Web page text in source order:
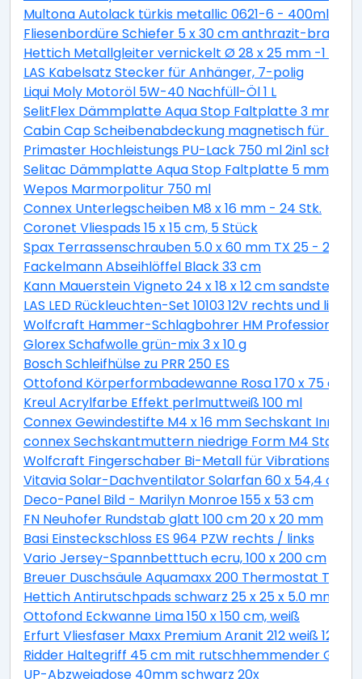
Multona Autolack türkis metallic 0621-6 - 400ml
Fliesenbordüre Schiefer 5 x 30 cm anthrazit-braun
Hettich Metallgleiter vernickelt Ø 28 x 25 mm -1
LAS Kabelsatz Stecker für Anhänger, 7-polig
Liqui Moly Motoröl 5W-40 Nachfüll-Öl 1 L
SelitFlex Dämmplatte Aqua Stop Faltplatte 3 mm
Cabin Cap Scheibenabdeckung magnetisch für
Primaster Hochleistungs PU-Lack 750 ml 2in1
Selitac Dämmplatte Aqua Stop Faltplatte 5 mm
Wepos Marmorpolitur 750 ml
Connex Unterlegscheiben M8 x 16 mm - 24 Stk.
Coronet Vliespads 15 x 15 cm, 5 Stück
Spax Terrassenschrauben 5.0 x 60 mm TX 25 - 200
Fackelmann Abseihlöffel Black 33 cm
Kann Mauerstein Vigneto 24 x 18 x 12 cm
LAS LED Rückleuchten-Set 10103 12V rechts und links
Wolfcraft Hammer-Schlagbohrer HM Professional
Glorex Schafwolle grün-mix 3 x 10 g
Bosch Schleifhülse zu PRR 250 ES
Ottofond Körperformbadewanne Rosa 170 x 75 cm,
Kreul Acrylfarbe Effekt perlmuttweiß 100 ml
Connex Gewindestifte M4 x 16 mm Sechskant Innen
connex Sechskantmuttern niedrige Form M4 Stahl
Wolfcraft Fingerschaber Bi-Metall für
Vitavia Solar-Dachventilator Solarfan 60 x 54,4 cm
Deco-Panel Bild - Marilyn Monroe 155 x 53 cm
FN Neuhofer Rundstab glatt 100 cm 20 x 20 mm
Basi Einsteckschloss ES 964 PZW rechts / links
Vario Jersey-Spannbetttuch ecru, 100 x 200 cm
Breuer Duschsäule Aquamaxx 200 Thermostat
Hettich Antirutschpads schwarz 25 x 25 x 5.0 mm -
Ottofond Eckwanne Lima 150 x 150 cm, weiß
Erfurt Vliesfaser Maxx Premium Aranit 212 weiß 12,5 x
Ridder Haltegriff 45 cm mit rutschhemmender
UP-Abzweigdose 40mm schwarz 20x